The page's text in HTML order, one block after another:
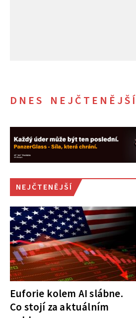
DNES NEJČTENĚJŠÍ
NEJČTENĚJŠÍ
Euforie kolem AI slábne.
Co stojí za aktuálním